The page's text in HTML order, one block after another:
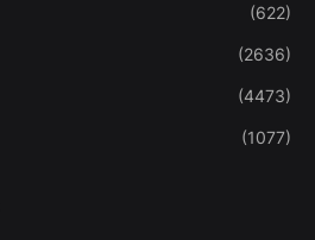
(622)
(2636)
(4473)
(1077)